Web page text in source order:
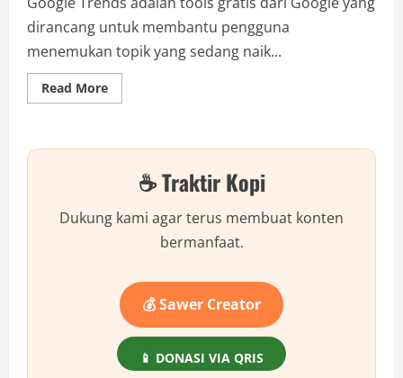
dirancang untuk membantu pengguna
menemukan topik yang sedang naik...
Read MoreRead
more
Menggunakan
Trends
untuk
Konten
☕ Traktir Kopi
Dukung kami agar terus membuat konten
bermanfaat.
💰 Sawer Creator
📱 DONASI VIA QRIS